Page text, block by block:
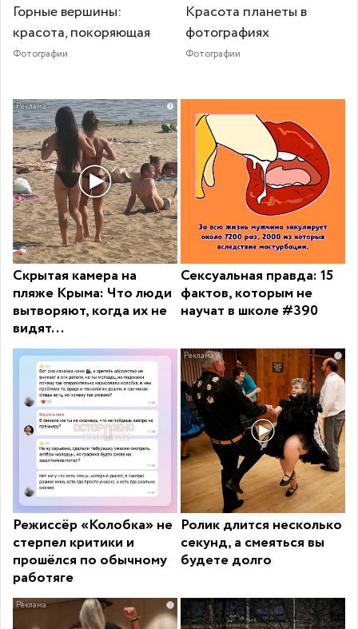
Горные вершины:
красота, покоряющая
Фотографии
Красота планеты в
фотографиях
Фотографии
i
Скрытая камера на
пляже Крыма: Что люди
вытворяют, когда их не
видят...
Сексуальная правда: 15
фактов, которым не
научат в школе #390
Режиссёр «Колобка» не
стерпел критики и
прошёлся по обычному
работяге
i
Ролик длится несколько
секунд, а смеяться вы
будете долго
i